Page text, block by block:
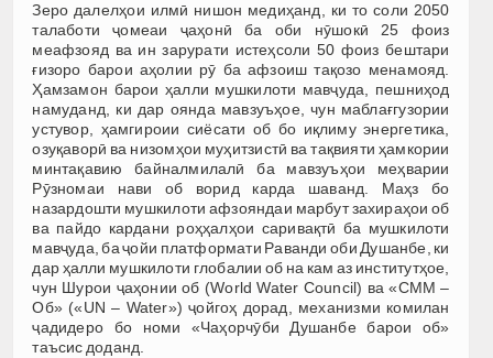
Зеро далелҳои илмӣ нишон медиҳанд, ки то соли 2050
талаботи ҷомеаи ҷаҳонӣ ба оби нӯшокӣ 25 фоиз
меафзояд ва ин зарурати истеҳсоли 50 фоиз бештари
ғизоро барои аҳолии рӯ ба афзоиш тақозо менамояд.
Ҳамзамон барои ҳалли мушкилоти мавҷуда, пешниҳод
намуданд, ки дар оянда мавзуъҳое, чун маблағгузории
устувор, ҳамгироии сиёсати об бо иқлиму энергетика,
озуқаворӣ ва низомҳои муҳитзистӣ ва тақвияти ҳамкории
минтақавию байналмилалӣ ба мавзуъҳои меҳварии
Рӯзномаи нави об ворид карда шаванд. Маҳз бо
назардошти мушкилоти афзояндаи марбут захираҳои об
ва пайдо кардани роҳҳалҳои саривақтӣ ба мушкилоти
мавҷуда, ба ҷойи платформати Раванди оби Душанбе, ки
дар ҳалли мушкилоти глобалии об на кам аз институтҳое,
чун Шурои ҷаҳонии об (World Water Council) ва «СММ –
Об» («UN – Water») ҷойгоҳ дорад, механизми комилан
ҷадидеро бо номи «Чаҳорчӯби Душанбе барои об»
таъсис доданд.